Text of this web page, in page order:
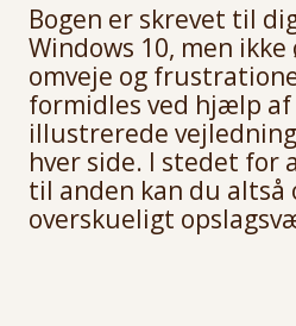
Bogen er skrevet til
Windows 10, men
omveje og
formidles ved hjælp
illustrerede
hver side. I stedet for
til anden kan du altså
overskueligt